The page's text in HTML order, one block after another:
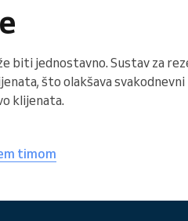
biti jednostavno. Sustav za
što olakšava svakodnevni
klijenata.
timom